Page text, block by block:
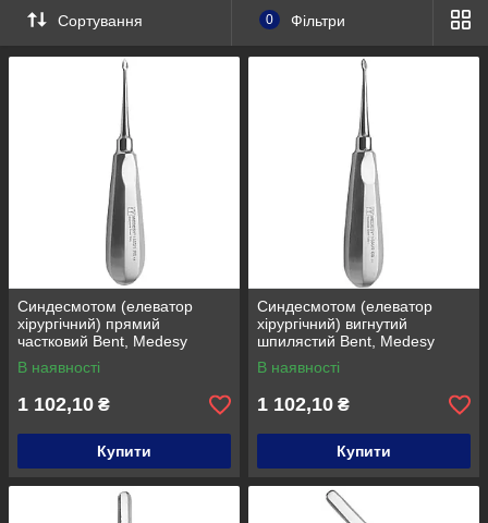
Все очень просто. Заходите на наш сайт dental-club.com.ua
. Оформляйте заказ, допустим, на 644 грн, заходите и
выбирайте себе подарок в разделе "от 600 грн"
Подарки можно получить только при оформлении
заказа через интернет-магазин.
Ми залишаємо за собою право відмовити в подарунок, якщо
його не буде в наявності, але ми будемо намагатися, що б
такого не сталося.
Спасибі за увагу!
Завжди Ваш,
Dental-Club
За подарунками сюди
Детальніше: https://dental-
club.com.ua/g12693651-vyberi-sebe-podarok
Сортування 0 Фільтри
Синдесмотом (елеватор
хірургічний) прямий
частковий Bent, Medesy
1655/1 RS
В наявності
1 102,10 ₴
Купити
Синдесмотом (елеватор
хірургічний) вигнутий
шпилястий Bent, Medesy
1655/2 СВ
В наявності
1 102,10 ₴
Купити